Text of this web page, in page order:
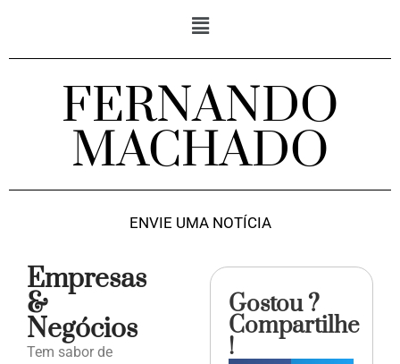
FERNANDO
MACHADO
ENVIE UMA NOTÍCIA
Empresas
&
Negócios
Tem sabor de
Gostou ?
Compartilhe
!